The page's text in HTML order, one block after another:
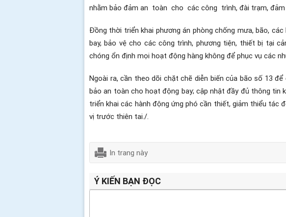
nhằm bảo đảm an toàn cho các công trình, đài trạm,
Đồng thời triển khai phương án phòng chống mưa, bão,
bay, bảo vệ cho các công trình, phương tiện, thiết bị tại
chóng ổn định mọi hoạt động hàng không để phục vụ các
Ngoài ra, cần theo dõi chặt chẽ diễn biến của bão số 13
bảo an toàn cho hoạt động bay; cập nhật đầy đủ thông
triển khai các hành động ứng phó cần thiết, giảm thiểu tác
vị trước thiên tai./.
In trang này
Ý KIẾN BẠN ĐỌC